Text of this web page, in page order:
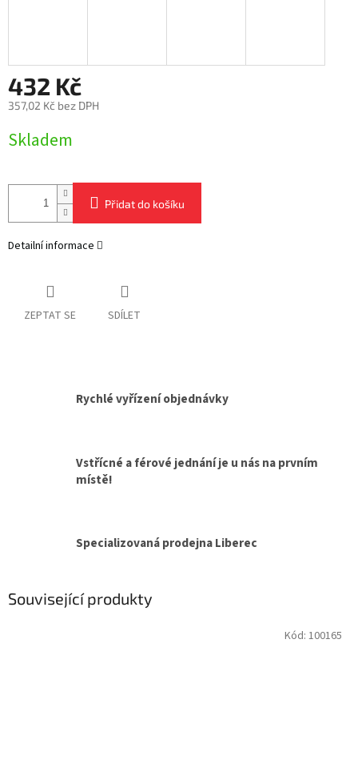
432 Kč
357,02 Kč bez DPH
cena:
Skladem
Přidat do košíku
Detailní informace
ZEPTAT SE SDÍLET
Rychlé vyřízení objednávky
Vstřícné a férové jednání je u nás na prvním
místě!
Specializovaná prodejna Liberec
Související produkty
Kód: 100165